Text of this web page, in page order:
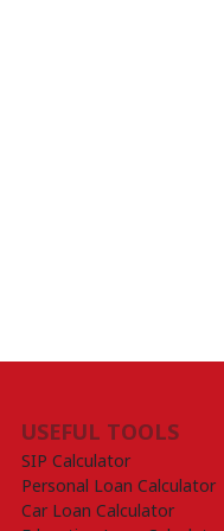
USEFUL TOOLS
SIP Calculator
Personal Loan Calculator
Car Loan Calculator